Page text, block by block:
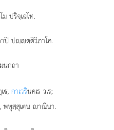
ม ปริจฺเฉโท.
ปิ ปฺตฺติวิภาโค.
นกถา
, กาเวรินคเร วเร;
พหุสฺสุเตน าณินา.